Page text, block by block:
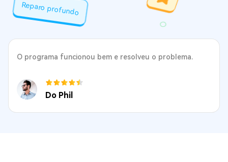
Reparo profundo
O programa funcionou bem e resolveu o problema.
Do Phil